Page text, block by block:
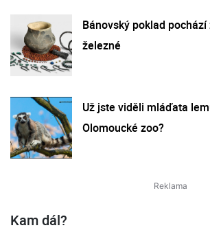
Bánovský poklad
železné
Už jste viděli mláďata
Olomoucké zoo?
Kam dál?